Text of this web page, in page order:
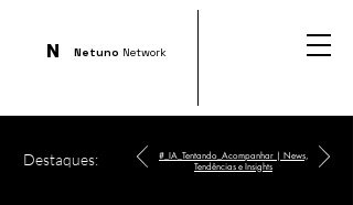
N Netuno Network
Destaques:
#_IA_Tentando_Acompanhar | News,
Tendências e Insights